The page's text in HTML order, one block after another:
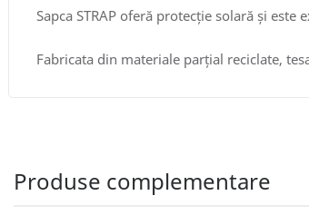
Sapca STRAP oferă protecție solară și
Fabricata din materiale parțial reciclate,
Produse complementare